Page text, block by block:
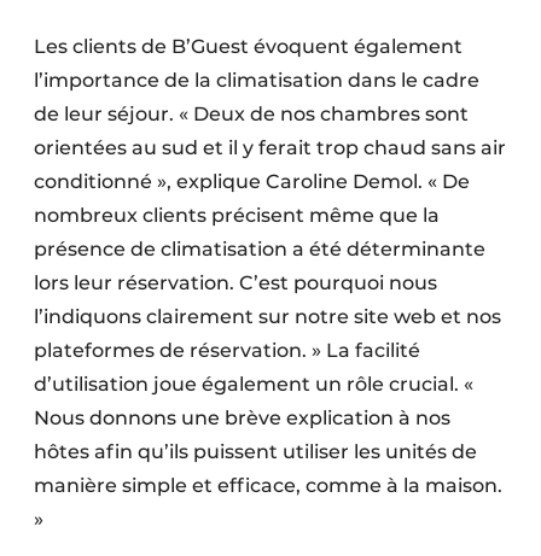
Les clients de B’Guest évoquent également
l’importance de la climatisation dans le cadre
de leur séjour. « Deux de nos chambres sont
orientées au sud et il y ferait trop chaud sans air
conditionné », explique Caroline Demol. « De
nombreux clients précisent même que la
présence de climatisation a été déterminante
lors leur réservation. C’est pourquoi nous
l’indiquons clairement sur notre site web et nos
plateformes de réservation. » La facilité
d’utilisation joue également un rôle crucial. «
Nous donnons une brève explication à nos
hôtes afin qu’ils puissent utiliser les unités de
manière simple et efficace, comme à la maison.
»